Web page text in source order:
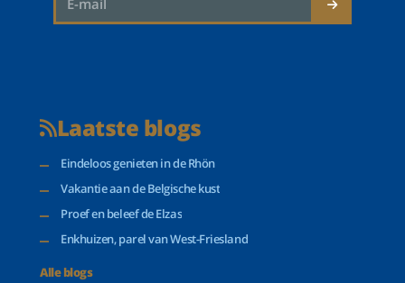
Laatste blogs
Eindeloos genieten in de Rhön
Vakantie aan de Belgische kust
Proef en beleef de Elzas
Enkhuizen, parel van West-Friesland
Alle blogs